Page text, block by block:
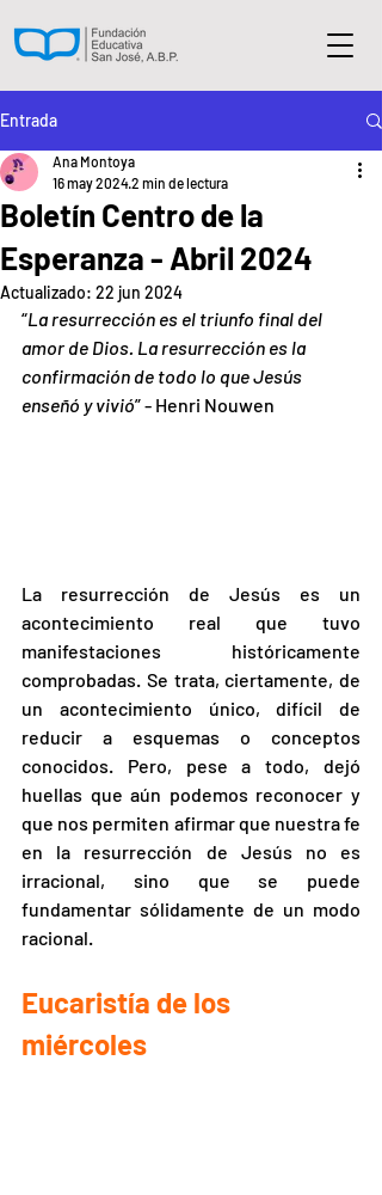
Entrada
Boletín Centro de la
Esperanza - Abril 2024
Ana Montoya
16 may 20242 min de lectura
Actualizado: 22 jun 2024
“La resurrección es el triunfo final del
amor de Dios. La resurrección es la
confirmación de todo lo que Jesús
enseñó y vivió” - Henri Nouwen
La resurrección de Jesús es un
acontecimiento real que tuvo
manifestaciones históricamente
comprobadas. Se trata, ciertamente, de
un acontecimiento único, difícil de
reducir a esquemas o conceptos
conocidos. Pero, pese a todo, dejó
huellas que aún podemos reconocer y
que nos permiten afirmar que nuestra fe
en la resurrección de Jesús no es
irracional, sino que se puede
fundamentar sólidamente de un modo
racional.
Eucaristía de los
miércoles